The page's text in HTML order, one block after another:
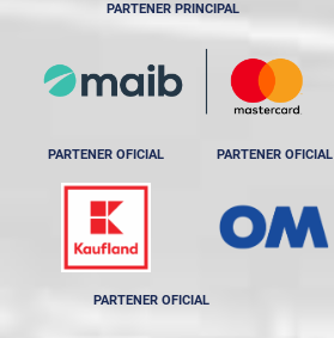
PARTENER PRINCIPAL
PARTENER OFICIAL PARTENER OFICIAL
PARTENER OFICIAL